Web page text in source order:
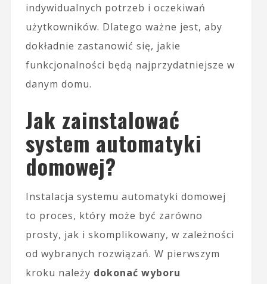
indywidualnych potrzeb i oczekiwań
użytkowników. Dlatego ważne jest, aby
dokładnie zastanowić się, jakie
funkcjonalności będą najprzydatniejsze w
danym domu.
Jak zainstalować
system automatyki
domowej?
Instalacja systemu automatyki domowej
to proces, który może być zarówno
prosty, jak i skomplikowany, w zależności
od wybranych rozwiązań. W pierwszym
kroku należy dokonać wyboru